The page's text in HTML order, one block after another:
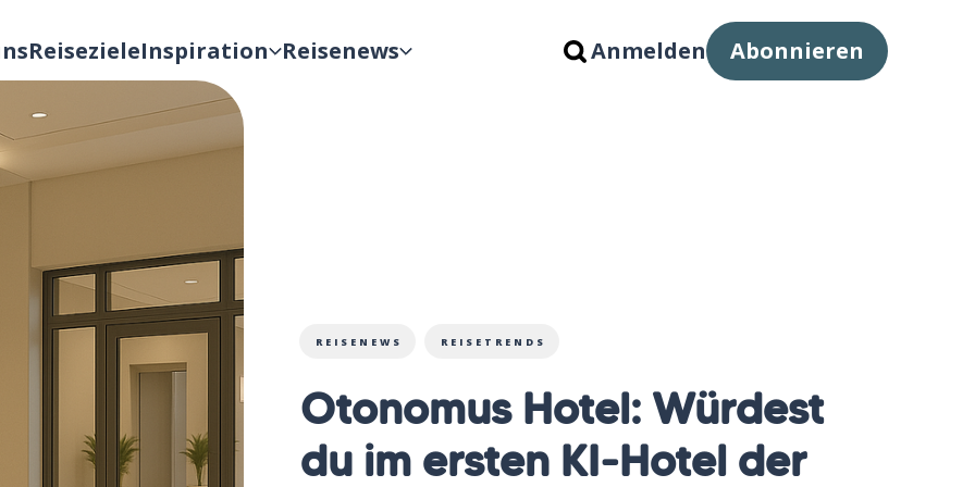
ReisezieleInspiration Reisenews Anmelden Abonnieren
REISENEWS REISETRENDS
Otonomus Hotel: Würdest
du im ersten KI-Hotel der